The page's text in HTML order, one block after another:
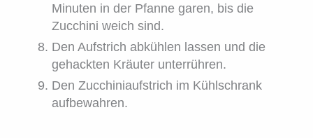
Minuten in der Pfanne garen, bis die
Zucchini weich sind.
Den Aufstrich abkühlen lassen und die
gehackten Kräuter unterrühren.
Den Zucchiniaufstrich im Kühlschrank
aufbewahren.